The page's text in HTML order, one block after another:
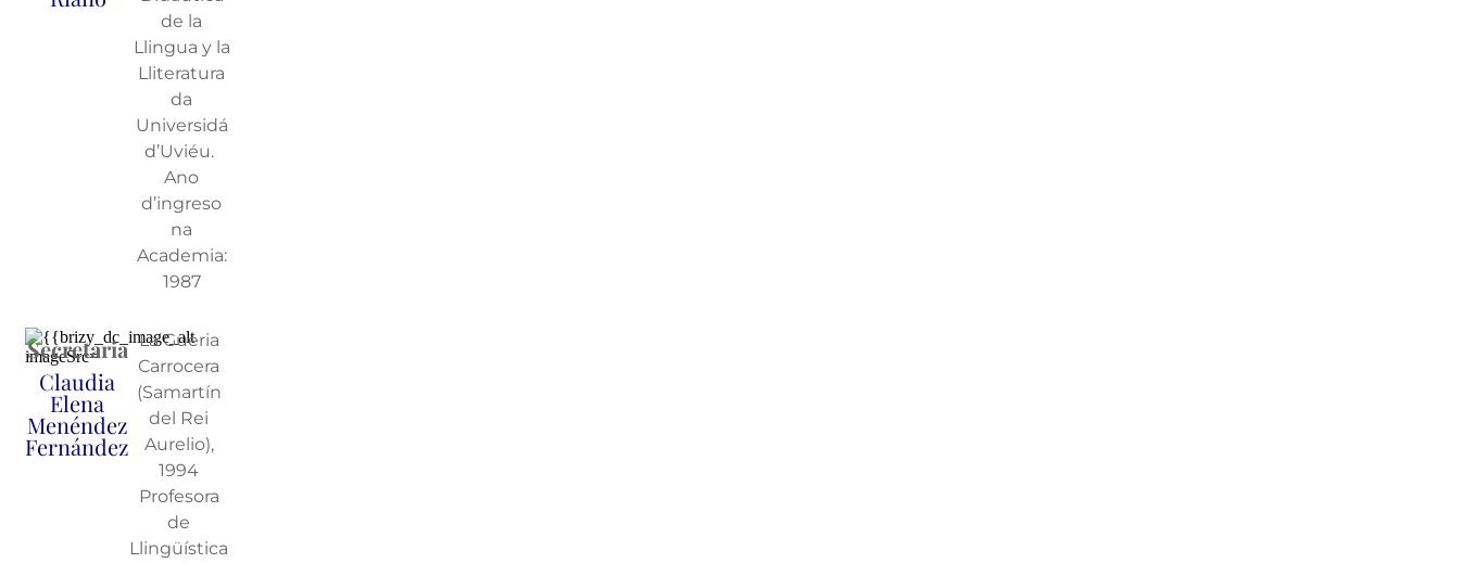
de la
Llingua y la
Lliteratura
da
Universidá
d’Uviéu.
Ano
d’ingreso
na
Academia:
1987
Secretaria
Claudia
Elena
Menéndez
Fernández
La Güeria
Carrocera
(Samartín
del Rei
Aurelio),
1994
Profesora
de
Llingüística